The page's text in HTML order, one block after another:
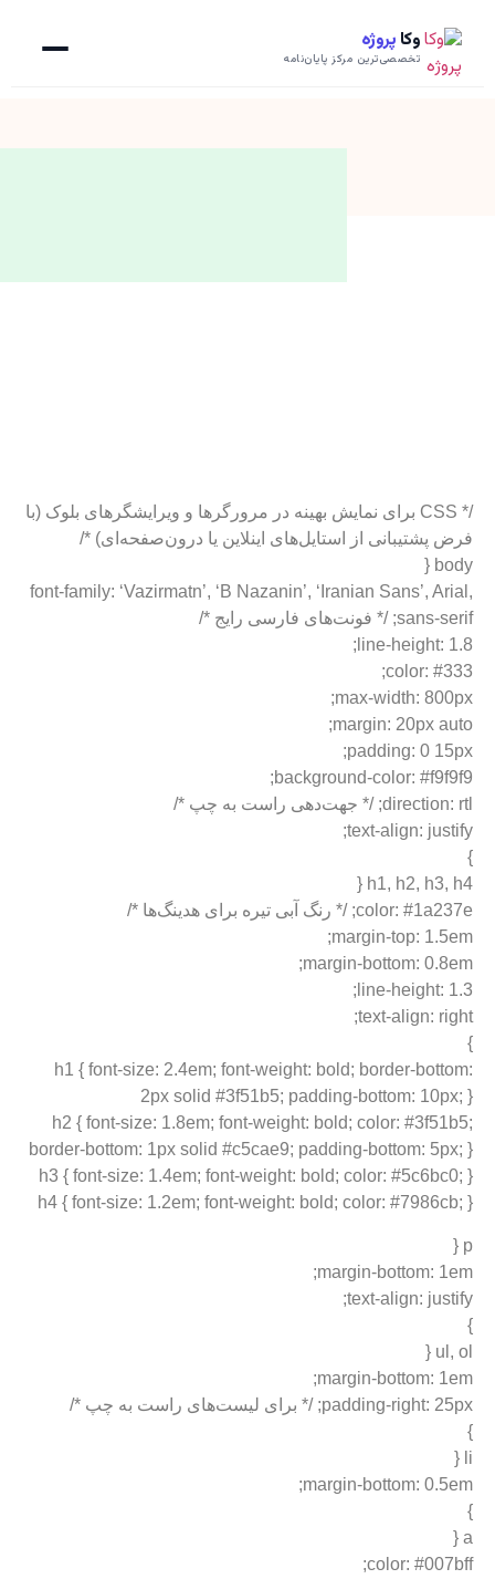
وکا پروژه
تخصصی‌ترین مرکز پایان‌نامه
/* CSS برای نمایش بهینه در مرورگرها و ویرایشگرهای بلوک (با
فرض پشتیبانی از استایل‌های اینلاین یا درون‌صفحه‌ای) */
body {
font-family: ‘Vazirmatn’, ‘B Nazanin’, ‘Iranian Sans’, Arial,
sans-serif; /* فونت‌های فارسی رایج */
line-height: 1.8;
color: #333;
max-width: 800px;
margin: 20px auto;
padding: 0 15px;
background-color: #f9f9f9;
direction: rtl; /* جهت‌دهی راست به چپ */
text-align: justify;
}
h1, h2, h3, h4 {
color: #1a237e; /* رنگ آبی تیره برای هدینگ‌ها */
margin-top: 1.5em;
margin-bottom: 0.8em;
line-height: 1.3;
text-align: right;
}
h1 { font-size: 2.4em; font-weight: bold; border-bottom:
2px solid #3f51b5; padding-bottom: 10px; }
h2 { font-size: 1.8em; font-weight: bold; color: #3f51b5;
border-bottom: 1px solid #c5cae9; padding-bottom: 5px; }
h3 { font-size: 1.4em; font-weight: bold; color: #5c6bc0; }
h4 { font-size: 1.2em; font-weight: bold; color: #7986cb; }
p {
margin-bottom: 1em;
text-align: justify;
}
ul, ol {
margin-bottom: 1em;
padding-right: 25px; /* برای لیست‌های راست به چپ */
}
li {
margin-bottom: 0.5em;
}
a {
color: #007bff;